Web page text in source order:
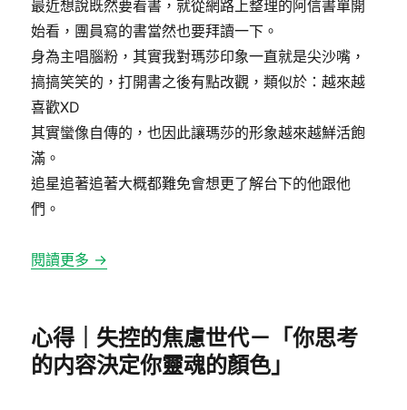
最近想說既然要看書，就從網路上整理的阿信書單開
始看，團員寫的書當然也要拜讀一下。
身為主唱腦粉，其實我對瑪莎印象一直就是尖沙嘴，
搞搞笑笑的，打開書之後有點改觀，類似於：越來越
喜歡XD
其實蠻像自傳的，也因此讓瑪莎的形象越來越鮮活飽
滿。
追星追著追著大概都難免會想更了解台下的他跟他
們。
閱讀更多 →
心得｜失控的焦慮世代－「你思考
的内容決定你靈魂的顏色」